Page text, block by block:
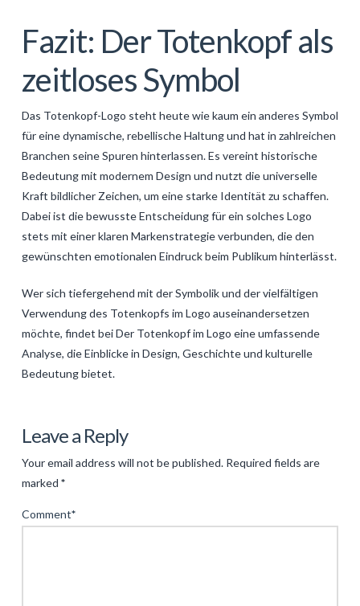
Fazit: Der Totenkopf als
zeitloses Symbol
Das Totenkopf-Logo steht heute wie kaum ein anderes Symbol
für eine dynamische, rebellische Haltung und hat in zahlreichen
Branchen seine Spuren hinterlassen. Es vereint historische
Bedeutung mit modernem Design und nutzt die universelle
Kraft bildlicher Zeichen, um eine starke Identität zu schaffen.
Dabei ist die bewusste Entscheidung für ein solches Logo
stets mit einer klaren Markenstrategie verbunden, die den
gewünschten emotionalen Eindruck beim Publikum hinterlässt.
Wer sich tiefergehend mit der Symbolik und der vielfältigen
Verwendung des Totenkopfs im Logo auseinandersetzen
möchte, findet bei Der Totenkopf im Logo eine umfassende
Analyse, die Einblicke in Design, Geschichte und kulturelle
Bedeutung bietet.
Das
ikonische
Totenkopf-
Symbolik,
Leave a Reply
Your email address will not be published. Required fields are
marked *
Comment*